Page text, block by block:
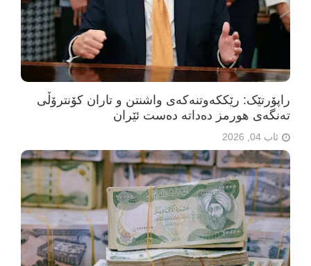
راپۆرتێک: رێککەوتنەکەی واشنتن و تاران کۆنترۆڵی
تەنگەی هورمز دەداتە دەست ئێران
ئاب 04, 2026